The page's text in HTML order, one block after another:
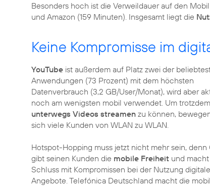
Besonders hoch ist die Verweildauer auf den
und Amazon (159 Minuten). Insgesamt liegt die
Keine Kompromisse im
YouTube ist außerdem auf Platz zwei der
Anwendungen (73 Prozent) mit dem höchsten
Datenverbrauch (3,2 GB/User/Monat), wird aber
noch am wenigsten mobil verwendet. Um
unterwegs Videos streamen zu können,
sich viele Kunden von WLAN zu WLAN.
Hotspot-Hopping muss jetzt nicht mehr sein, denn
gibt seinen Kunden die mobile Freiheit und macht
Schluss mit Kompromissen bei der Nutzung
Angebote. Telefónica Deutschland macht die